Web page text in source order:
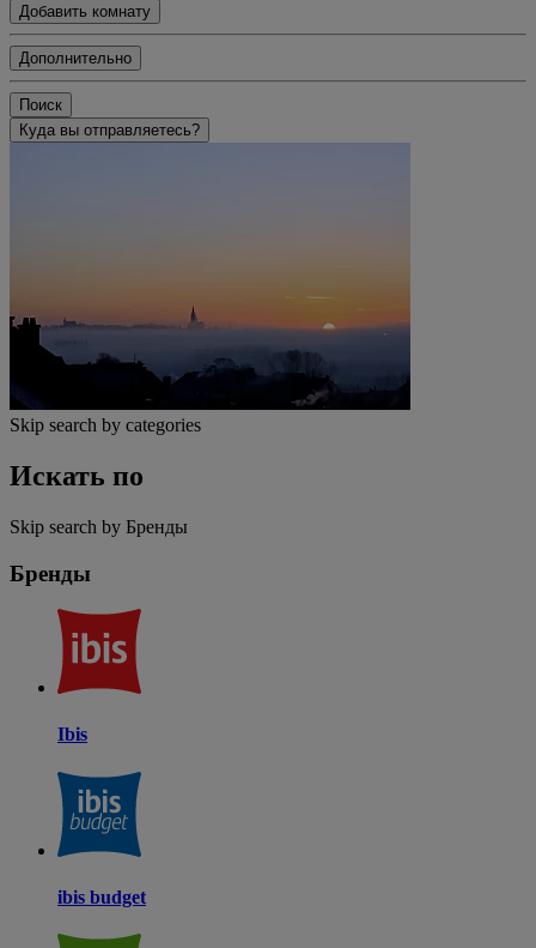
Добавить комнату
Дополнительно
Поиск
Куда вы отправляетесь?
Skip search by categories
Искать по
Skip search by Бренды
Бренды
Ibis
ibis budget